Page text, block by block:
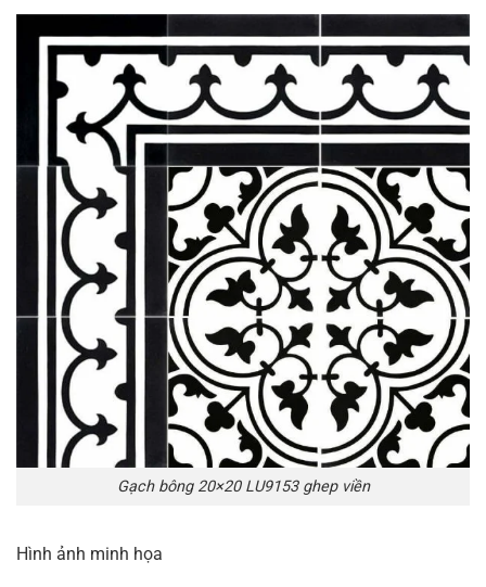
Gạch bông 20×20 LU9153 ghep viền
Hình ảnh minh họa